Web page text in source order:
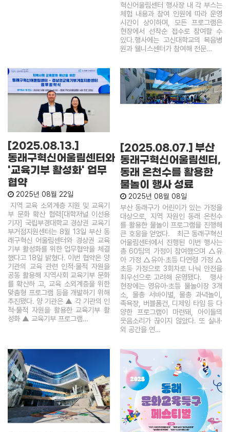
혁신어울림센터 행사장 내 각 부스는
체험 내용과 참여 인원에 따라 운영
시간이 상이하며, 모든 프로그램은
현장에서 선착순 접수로 참여할 수
있다.행사에는 고신대학교의 복음병
원과 웰니스센터가 참여해 전문…
[2025.08.13.]
동래구혁신어울림센터와
'교육기부 활성화' 업무
협약
2025년 08월 22일
지역 교육 소외계층 지원 및 교육기
부 문화 확산 협력[대학저널 이선용
기자] 국립부경대학교 경상권 교육기
부거점지원센터는 8월 13일 부산 동
래구혁신 어울림센터와 경상권 교육
기부 활성화를 위한 업무협약을 체결
했다고 18일 밝혔다. 이번 협약은 양
기관의 교육 관련 인적·물적 자원을
공동 활용해 지역사회 교육기부 문화
를 확산하 고, 교육 소외계층을 위한
맞춤형 프로그램 등을 개발하기 위해
추진됐다. 양 기관은 ▲ 각 기관의 인
적·물적 자원을 활용한 교육기부 활
성화 ▲ 교육기부 프로그램…
[2025.08.07.] 부산
동래구혁신어울림센터,
동래 온천수를 활용한
물놀이 행사 성료
2025년 08월 08일
부산 동래구가 어린이가 있는 가정을
대상으로, 지역 자원인 동래 온천수
를 활용한 물놀이 프로그램을 진행해
큰 호응을 얻었다. 최근 동래구혁신
어울림센터에서 진행된 이번 행사는
총 60팀의 가정이 참여했으며 △유
아 가정 △유아·초등 다연령 가정 △
초등 가정으로 3회차로 나눠 안전을
최우선으로 고려해 운영됐다. 행사
현장에는 영유아·초등 물놀이장 3개
소, 물총 서바이벌, 물총 과녁놀이,
족욕장, 버블폼건, 디제잉 타임 등 다
양한 프로그램이 마련돼, 아이들의
웃음소리가 끊이지 않았다. 또 실내·
외 공간을 연…